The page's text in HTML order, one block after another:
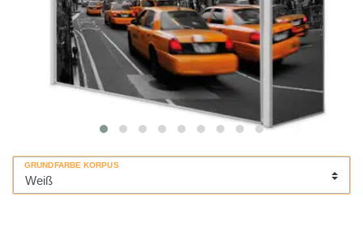
GRUNDFARBE KORPUS